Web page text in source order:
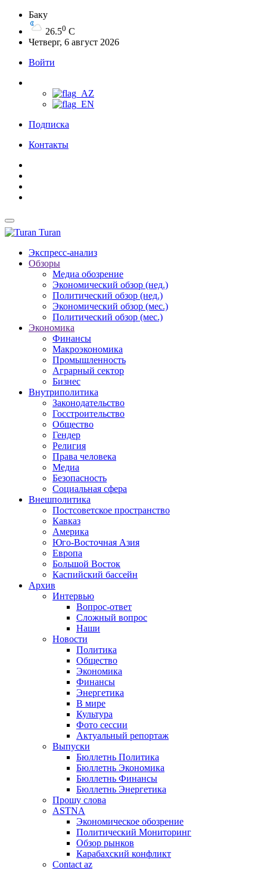
Баку
26.50 C
Четверг, 6 август 2026
Войти
Подписка
Контакты
Turan
Экспресс-анализ
Обзоры
Медиа обозрение
Экономический обзор (нед.)
Политический обзор (нед.)
Экономический обзор (мес.)
Политический обзор (мес.)
Экономика
Финансы
Макроэкономика
Промышленность
Аграрный сектор
Бизнес
Внутриполитика
Законодательство
Госстроительство
Общество
Гендер
Религия
Права человека
Медиа
Безопасность
Социальная сфера
Внешполитика
Постсоветское пространство
Кавказ
Америка
Юго-Восточная Азия
Европа
Большой Восток
Каспийский бассейн
Архив
Интервью
Вопрос-ответ
Сложный вопрос
Наши
Новости
Политика
Общество
Экономика
Финансы
Энергетика
В мире
Культура
Фото сессии
Актуальный репортаж
Выпуски
Бюллетнь Политика
Бюллетнь Экономика
Бюллетнь Финансы
Бюллетнь Энергетика
Прошу слова
ASTNA
Экономическое обозрение
Политический Мониторинг
Обзор рынков
Карабахский конфликт
Contact az